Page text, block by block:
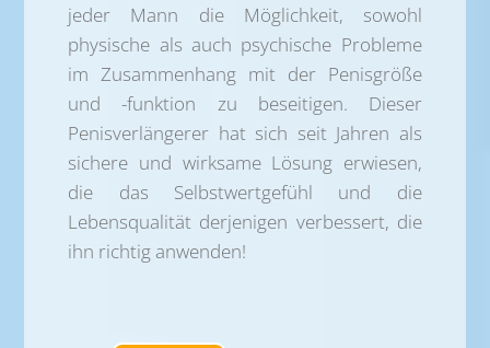
jeder Mann die Möglichkeit, sowohl
physische als auch psychische Probleme
im Zusammenhang mit der Penisgröße
und -funktion zu beseitigen. Dieser
Penisverlängerer hat sich seit Jahren als
sichere und wirksame Lösung erwiesen,
die das Selbstwertgefühl und die
Lebensqualität derjenigen verbessert, die
ihn richtig anwenden!